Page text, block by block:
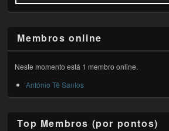
Membros online
Neste momento está 1 membro online.
António Tê Santos
Top Membros (por pontos)